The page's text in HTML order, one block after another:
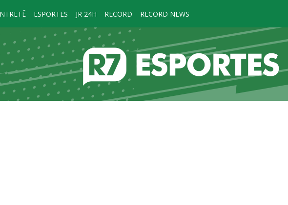
ESPORTES JR 24H RECORD RECORD NEWS